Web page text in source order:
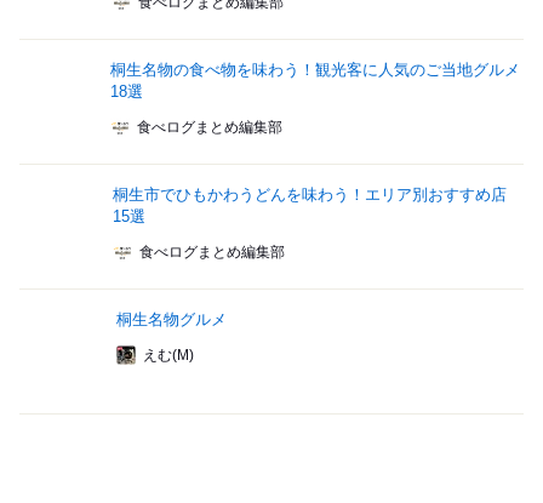
桐生名物の食べ物を味わう！観光客に人気のご当地グルメ
18選
食べログまとめ編集部
桐生市でひもかわうどんを味わう！エリア別おすすめ店
15選
食べログまとめ編集部
桐生名物グルメ
えむ(M)